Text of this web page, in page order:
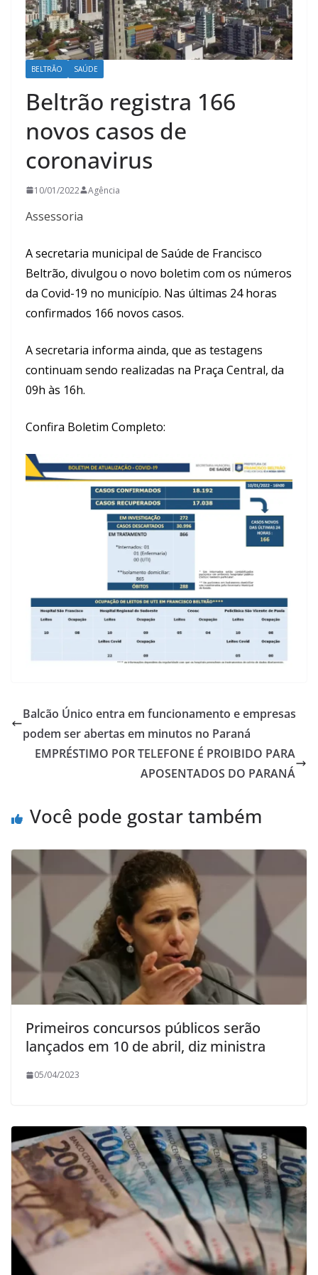
BELTRÃO SAÚDE
Beltrão registra 166
novos casos de
coronavirus
10/01/2022 Agência
Assessoria
A secretaria municipal de Saúde de Francisco
Beltrão, divulgou o novo boletim com os números
da Covid-19 no município. Nas últimas 24 horas
confirmados 166 novos casos.
A secretaria informa ainda, que as testagens
continuam sendo realizadas na Praça Central, da
09h às 16h.
Confira Boletim Completo:
Balcão Único entra em funcionamento e empresas
podem ser abertas em minutos no Paraná
EMPRÉSTIMO POR TELEFONE É PROIBIDO PARA
APOSENTADOS DO PARANÁ
Você pode gostar também
Primeiros concursos públicos serão
lançados em 10 de abril, diz ministra
05/04/2023